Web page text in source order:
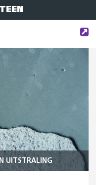
UITSTRALING